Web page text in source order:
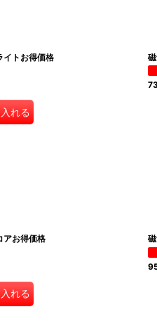
イトお得価格
れる
アお得価格
れる